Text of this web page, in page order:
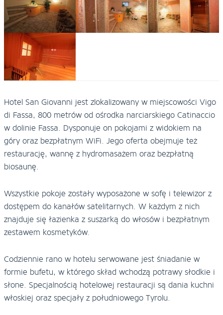
Hotel San Giovanni jest zlokalizowany w miejscowości Vigo
di Fassa, 800 metrów od ośrodka narciarskiego Catinaccio
w dolinie Fassa. Dysponuje on pokojami z widokiem na
góry oraz bezpłatnym WiFi. Jego oferta obejmuje też
restaurację, wannę z hydromasażem oraz bezpłatną
biosaunę.
Wszystkie pokoje zostały wyposażone w sofę i telewizor z
dostępem do kanałów satelitarnych. W każdym z nich
znajduje się łazienka z suszarką do włosów i bezpłatnym
zestawem kosmetyków.
Codziennie rano w hotelu serwowane jest śniadanie w
formie bufetu, w którego skład wchodzą potrawy słodkie i
słone. Specjalnością hotelowej restauracji są dania kuchni
włoskiej oraz specjały z południowego Tyrolu.